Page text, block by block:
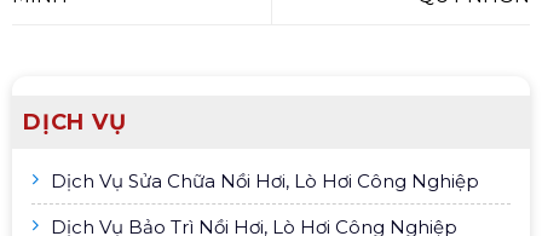
DỊCH VỤ
Dịch Vụ Sửa Chữa Nồi Hơi, Lò Hơi Công Nghiệp
Dịch Vụ Bảo Trì Nồi Hơi, Lò Hơi Công Nghiệp